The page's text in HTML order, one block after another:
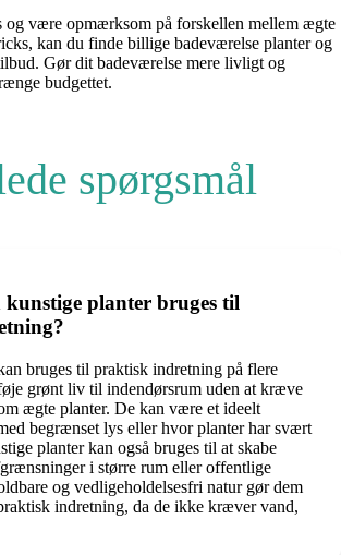
og være opmærksom på forskellen mellem ægte
kan du finde billige badeværelse planter og
Gør dit badeværelse mere livligt og
budgettet.
spørgsmål
planter bruges til
bruges til praktisk indretning på flere
grønt liv til indendørsrum uden at kræve
ægte planter. De kan være et ideelt
begrænset lys eller hvor planter har svært
planter kan også bruges til at skabe
i større rum eller offentlige
og vedligeholdelsesfri natur gør dem
indretning, da de ikke kræver vand,